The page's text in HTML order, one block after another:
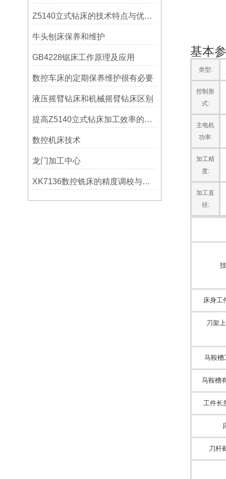
Z5140立式钻床的技术特点与优势分析
牛头刨床保养和维护
GB4228锯床工作原理及应用
数控车床的定期保养维护很有必要
液压摇臂钻床和机械摇臂钻床区别
提高Z5140立式钻床加工效率的改进措施
数控机床技术
龙门加工中心
XK7136数控铣床的精度调校与性能优化
基本
类型:
控制形
式:
主电机
功率:
加工精
度:
加工直
径:
床身工
刀架
马鞍槽
马鞍槽
工件长
刀杆